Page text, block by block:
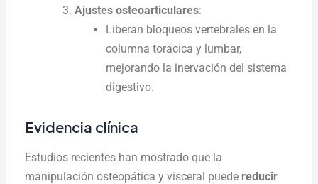
Ajustes osteoarticulares:
Liberan bloqueos vertebrales en la
columna torácica y lumbar,
mejorando la inervación del sistema
digestivo.
Evidencia clínica
Estudios recientes han mostrado que la
manipulación osteopática y visceral puede reducir